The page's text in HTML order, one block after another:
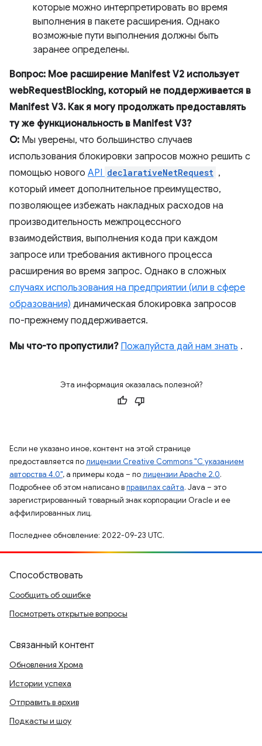
которые можно интерпретировать во время
выполнения в пакете расширения. Однако
возможные пути выполнения должны быть
заранее определены.
Вопрос: Мое расширение Manifest V2 использует
webRequestBlocking, который не поддерживается в
Manifest V3. Как я могу продолжать предоставлять
ту же функциональность в Manifest V3?
О: Мы уверены, что большинство случаев
использования блокировки запросов можно решить с
помощью нового API declarativeNetRequest ,
который имеет дополнительное преимущество,
позволяющее избежать накладных расходов на
производительность межпроцессного
взаимодействия, выполнения кода при каждом
запросе или требования активного процесса
расширения во время запрос. Однако в сложных
случаях использования на предприятии (или в сфере
образования) динамическая блокировка запросов
по-прежнему поддерживается.
Мы что-то пропустили? Пожалуйста дай нам знать .
Эта информация оказалась полезной?
Если не указано иное, контент на этой странице
предоставляется полицензии Creative Commons "С указанием
авторства 4.0", а примеры кода – полицензии Apache 2.0.
Подробнее об этом написано вправилах сайта. Java – это
зарегистрированный товарный знак корпорации Oracle и ее
аффилированных лиц.
Последнее обновление: 2022-09-23 UTC.
Способствовать
Сообщить об ошибке
Посмотреть открытые вопросы
Связанный контент
Обновления Хрома
Истории успеха
Отправить в архив
Подкасты и шоу